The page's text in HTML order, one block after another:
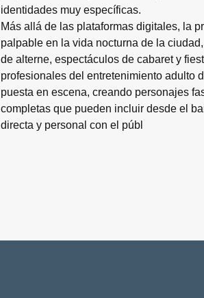
identidades muy específicas.
Más allá de las plataformas digitales, la
palpable en la vida nocturna de la
de alterne, espectáculos de cabaret y
profesionales del entretenimiento adulto
puesta en escena, creando personajes
completas que pueden incluir desde el
directa y personal con el públ